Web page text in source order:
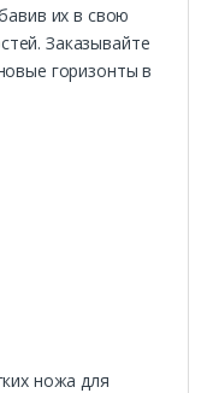
их в свою
Заказывайте
горизонты в
ножа для